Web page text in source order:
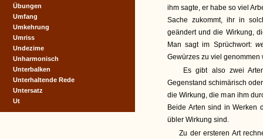
ihm sagte, er habe so viel
Sache zukommt, ihr in
geändert und die Wirkung,
Man sagt im Sprüchwort:
Gewürzes zu viel
Es gibt also zwei
Gegenstand schimärisch
die Wirkung, die man ihm
Beide Arten sind in Werken
übler Wirkung sind.
Zu der ersteren Art
Übungen
Umfang
Umkehrung
Umriss
Undezime
Unharmonisch
Unterbalken
Unterhaltende Rede
Untersatz
Ut